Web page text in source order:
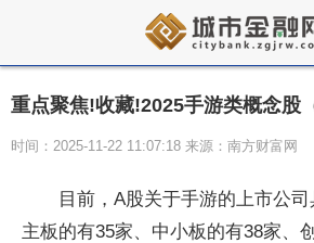
重点聚焦!收藏!2025手游类概念股
时间：2025-11-22 11:07:18 来源：南方财富网
目前，A股关于手游的上市公司
主板的有35家、中小板的有38家、